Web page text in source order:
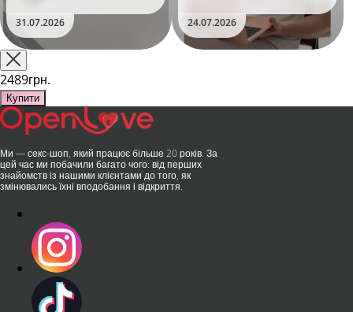
та вже встиг стати сенсацією
на міжнародній виставці API
Shanghai-2026!​LOVISS - це
поєднання унікальної естетики
та бездога..
31.07.2026
безшумні моторчики та
стильний дизайн перетворили
їх на гаджет, який багато хто
використовує, тестує у
24.07.2026
2489грн.
Купити
Ми — секс-шоп, який працює більше 20 років. За
цей час ми побачили багато чого: від перших
знайомств із нашими клієнтами до того, як
змінювались їхні вподобання і відкриття.